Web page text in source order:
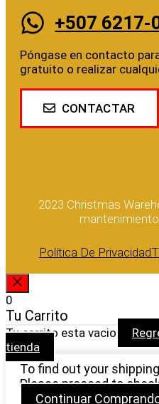
+507 6217-
Póngase en contacto
gratuito o realizar
CONTACTAR
2023 Christmas
Política De Privacidad
CERRAR
0
Tu Carrito
Tu carrito esta vacio
tienda
To find out your
Please proceed to
Continuar